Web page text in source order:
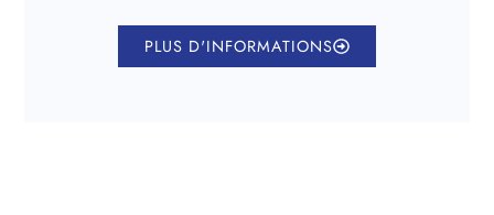
PLUS D'INFORMATIONS